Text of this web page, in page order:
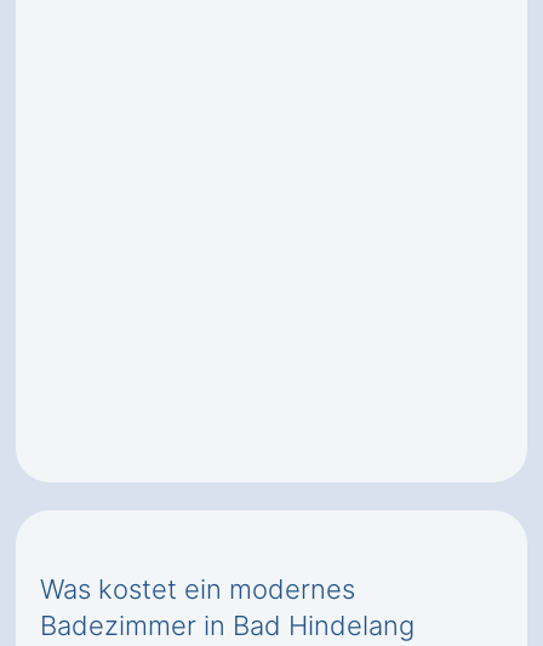
Was kostet ein modernes
Badezimmer in Bad Hindelang